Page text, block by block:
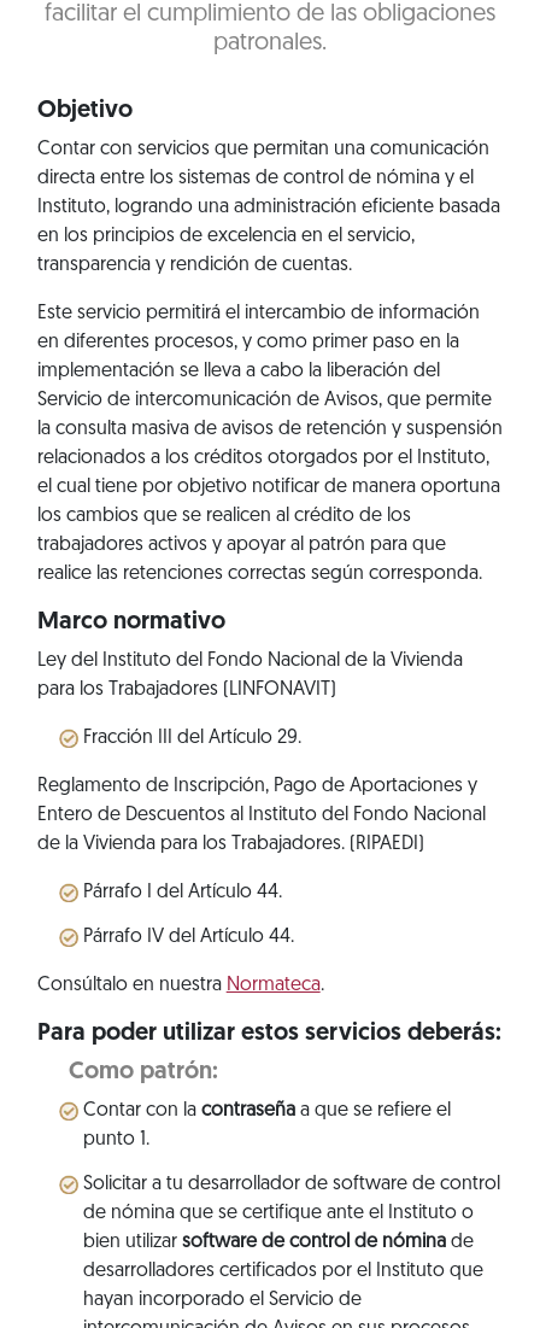
facilitar el cumplimiento de las obligaciones
patronales.
Objetivo
Contar con servicios que permitan una comunicación
directa entre los sistemas de control de nómina y el
Instituto, logrando una administración eficiente basada
en los principios de excelencia en el servicio,
transparencia y rendición de cuentas.
Este servicio permitirá el intercambio de información
en diferentes procesos, y como primer paso en la
implementación se lleva a cabo la liberación del
Servicio de intercomunicación de Avisos, que permite
la consulta masiva de avisos de retención y suspensión
relacionados a los créditos otorgados por el Instituto,
el cual tiene por objetivo notificar de manera oportuna
los cambios que se realicen al crédito de los
trabajadores activos y apoyar al patrón para que
realice las retenciones correctas según corresponda.
Marco normativo
Ley del Instituto del Fondo Nacional de la Vivienda
para los Trabajadores (LINFONAVIT)
Fracción III del Artículo 29.
Reglamento de Inscripción, Pago de Aportaciones y
Entero de Descuentos al Instituto del Fondo Nacional
de la Vivienda para los Trabajadores. (RIPAEDI)
Párrafo I del Artículo 44.
Párrafo IV del Artículo 44.
Consúltalo en nuestra Normateca.
Para poder utilizar estos servicios deberás:
Como patrón:
Contar con la contraseñaa que se refiere el
punto 1.
Solicitar a tu desarrollador de software de control
de nómina que se certifique ante el Instituto o
bien utilizar software de control de nóminade
desarrolladores certificados por el Instituto que
hayan incorporado el Servicio de